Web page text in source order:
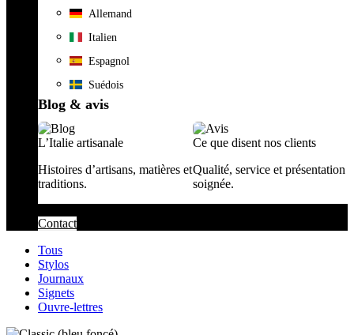
Allemand
Italien
Espagnol
Suédois
Blog & avis
L’Italie artisanale
Histoires d’artisans, matières et
traditions.
Ce que disent nos clients
Qualité, service et présentation
soignée.
Contact
Tous
Stylos
Journaux
Signets
Ouvre-lettres